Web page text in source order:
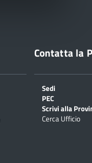
Contatta la
Sedi
PEC
Scrivi alla
Cerca Ufficio